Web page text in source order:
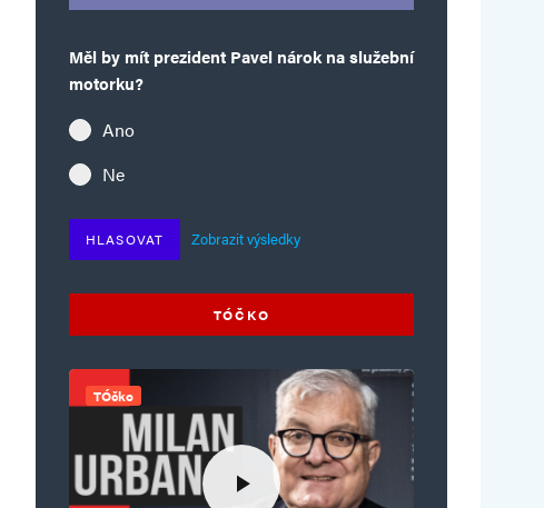
Měl by mít prezident Pavel nárok na služební
motorku?
Ano
Ne
HLASOVAT Zobrazit výsledky
TÓČKO
TÓčko